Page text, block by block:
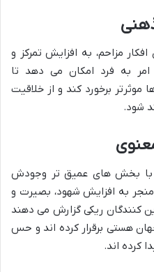
مزاحم، به افزایش تمرکز و
به فرد امکان می دهد تا
برخورد کند و از خلاقیت
شود.
با بخش های عمیق تر وجودش
به افزایش شهود، بصیرت و
کنندگان ریکی گزارش می دهند
هستی برقرار کرده اند و حس
کرده اند.